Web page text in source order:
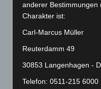
Juni 2023 (142)
April 2023(155)
März 2023(174)
Februar 2023(154)
Januar 2023(140)
anderer Bestimmungen
Charakter ist:
Carl-Marcus Müller
Reuterdamm 49
30853 Langenhagen -
Telefon: 0511-215 6000